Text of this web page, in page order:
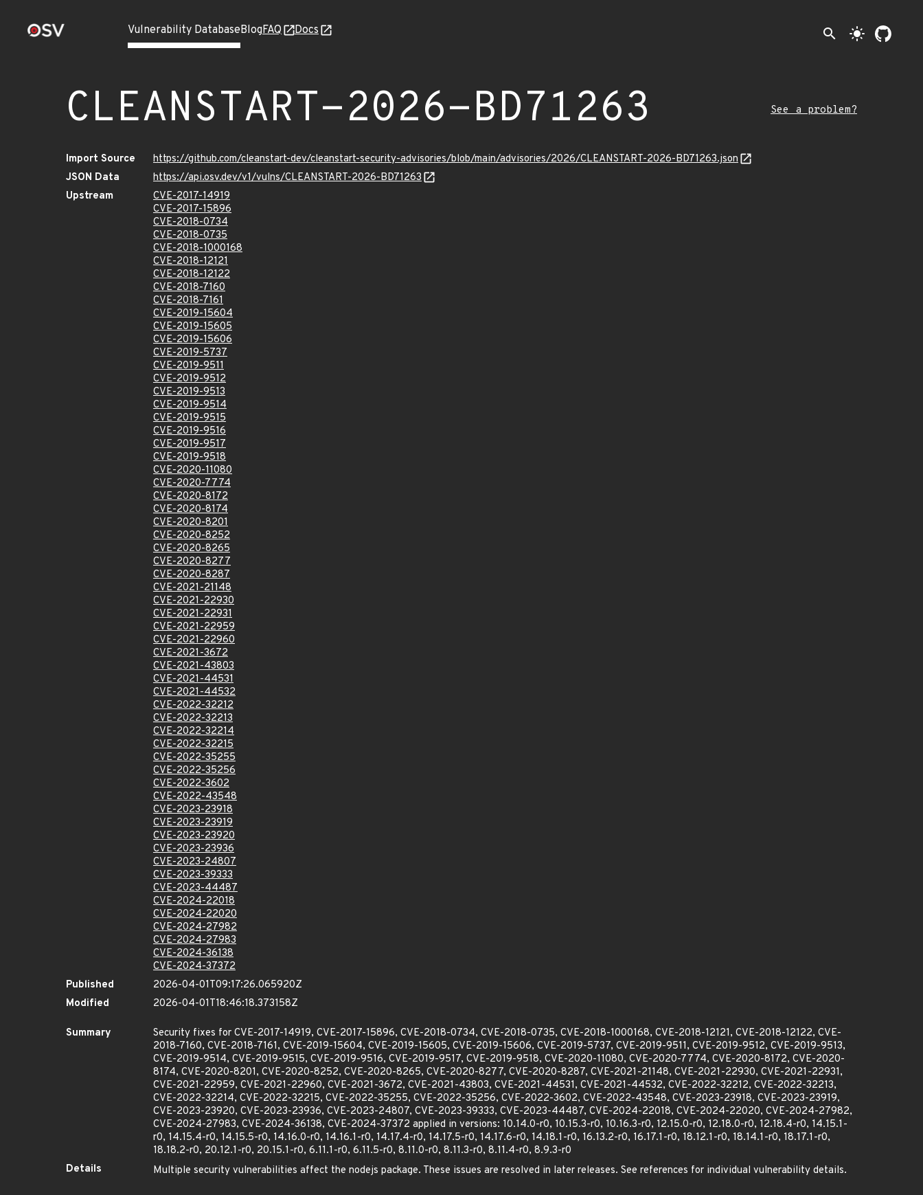
Vulnerability DatabaseBlogFAQ Docs search light_mode
CLEANSTART-2026-BD71263 See a problem?
Import Source
https://github.com/cleanstart-dev/cleanstart-security-advisories/blob/main/advisories/2026/CLEANSTART-2026-BD71263.json
JSON Data
https://api.osv.dev/v1/vulns/CLEANSTART-2026-BD71263
Upstream
CVE-2017-14919
CVE-2017-15896
CVE-2018-0734
CVE-2018-0735
CVE-2018-1000168
CVE-2018-12121
CVE-2018-12122
CVE-2018-7160
CVE-2018-7161
CVE-2019-15604
CVE-2019-15605
CVE-2019-15606
CVE-2019-5737
CVE-2019-9511
CVE-2019-9512
CVE-2019-9513
CVE-2019-9514
CVE-2019-9515
CVE-2019-9516
CVE-2019-9517
CVE-2019-9518
CVE-2020-11080
CVE-2020-7774
CVE-2020-8172
CVE-2020-8174
CVE-2020-8201
CVE-2020-8252
CVE-2020-8265
CVE-2020-8277
CVE-2020-8287
CVE-2021-21148
CVE-2021-22930
CVE-2021-22931
CVE-2021-22959
CVE-2021-22960
CVE-2021-3672
CVE-2021-43803
CVE-2021-44531
CVE-2021-44532
CVE-2022-32212
CVE-2022-32213
CVE-2022-32214
CVE-2022-32215
CVE-2022-35255
CVE-2022-35256
CVE-2022-3602
CVE-2022-43548
CVE-2023-23918
CVE-2023-23919
CVE-2023-23920
CVE-2023-23936
CVE-2023-24807
CVE-2023-39333
CVE-2023-44487
CVE-2024-22018
CVE-2024-22020
CVE-2024-27982
CVE-2024-27983
CVE-2024-36138
CVE-2024-37372
Published
2026-04-01T09:17:26.065920Z
Modified
2026-04-01T18:46:18.373158Z
Summary
Security fixes for CVE-2017-14919, CVE-2017-15896, CVE-2018-0734, CVE-2018-0735, CVE-2018-1000168, CVE-2018-12121, CVE-2018-12122, CVE-
2018-7160, CVE-2018-7161, CVE-2019-15604, CVE-2019-15605, CVE-2019-15606, CVE-2019-5737, CVE-2019-9511, CVE-2019-9512, CVE-2019-9513,
CVE-2019-9514, CVE-2019-9515, CVE-2019-9516, CVE-2019-9517, CVE-2019-9518, CVE-2020-11080, CVE-2020-7774, CVE-2020-8172, CVE-2020-
8174, CVE-2020-8201, CVE-2020-8252, CVE-2020-8265, CVE-2020-8277, CVE-2020-8287, CVE-2021-21148, CVE-2021-22930, CVE-2021-22931,
CVE-2021-22959, CVE-2021-22960, CVE-2021-3672, CVE-2021-43803, CVE-2021-44531, CVE-2021-44532, CVE-2022-32212, CVE-2022-32213,
CVE-2022-32214, CVE-2022-32215, CVE-2022-35255, CVE-2022-35256, CVE-2022-3602, CVE-2022-43548, CVE-2023-23918, CVE-2023-23919,
CVE-2023-23920, CVE-2023-23936, CVE-2023-24807, CVE-2023-39333, CVE-2023-44487, CVE-2024-22018, CVE-2024-22020, CVE-2024-27982,
CVE-2024-27983, CVE-2024-36138, CVE-2024-37372 applied in versions: 10.14.0-r0, 10.15.3-r0, 10.16.3-r0, 12.15.0-r0, 12.18.0-r0, 12.18.4-r0, 14.15.1-
r0, 14.15.4-r0, 14.15.5-r0, 14.16.0-r0, 14.16.1-r0, 14.17.4-r0, 14.17.5-r0, 14.17.6-r0, 14.18.1-r0, 16.13.2-r0, 16.17.1-r0, 18.12.1-r0, 18.14.1-r0, 18.17.1-r0,
18.18.2-r0, 20.12.1-r0, 20.15.1-r0, 6.11.1-r0, 6.11.5-r0, 8.11.0-r0, 8.11.3-r0, 8.11.4-r0, 8.9.3-r0
Details
Multiple security vulnerabilities affect the nodejs package. These issues are resolved in later releases. See references for individual vulnerability details.